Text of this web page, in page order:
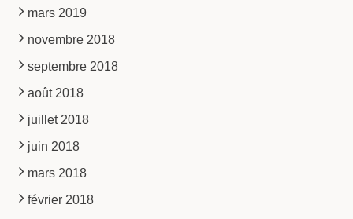
mars 2019
novembre 2018
septembre 2018
août 2018
juillet 2018
juin 2018
mars 2018
février 2018